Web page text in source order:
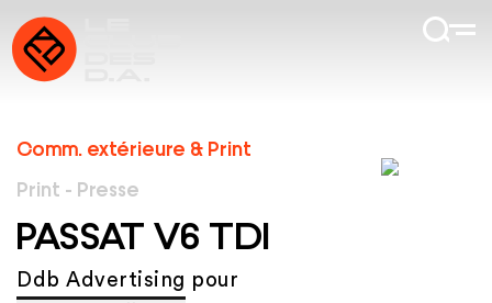
Comm. extérieure & Print
Print - Presse
PASSAT V6 TDI
Ddb Advertising pour